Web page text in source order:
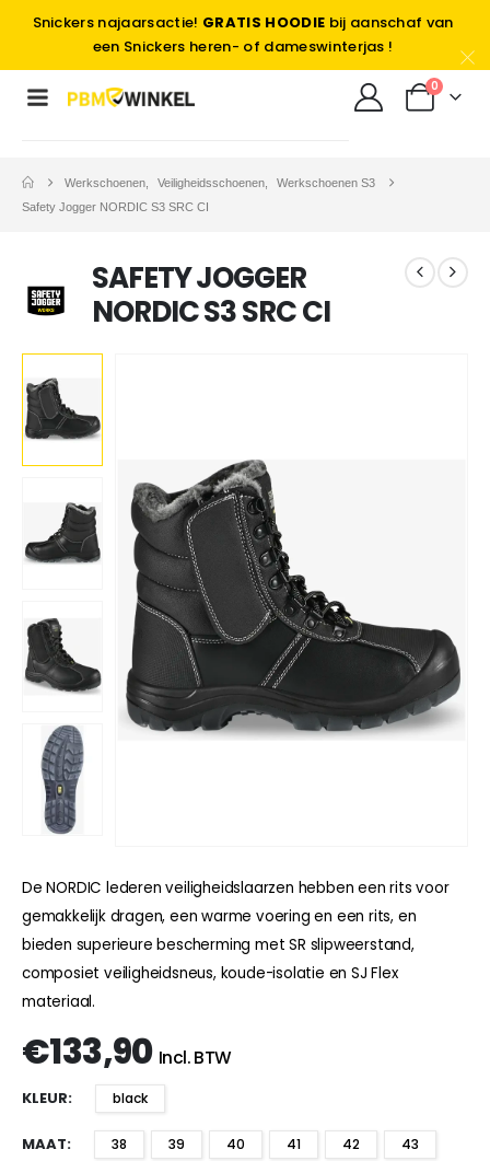
Snickers najaarsactie! GRATIS HOODIE bij aanschaf van
een Snickers heren- of dameswinterjas !
0
Werkschoenen Veiligheidsschoenen
Werkschoenen S3
Safety Jogger NORDIC S3 SRC CI
SAFETY JOGGER
NORDIC S3 SRC CI
De NORDIC lederen veiligheidslaarzen hebben een rits voor
gemakkelijk dragen, een warme voering en een rits, en
bieden superieure bescherming met SR slipweerstand,
composiet veiligheidsneus, koude-isolatie en SJ Flex
materiaal.
€133,90 Incl. BTW
KLEUR black
MAAT 38 39 40 41 42
43